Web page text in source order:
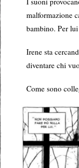
malformazione
bambino. Per
Irene sta
diventare chi
Come sono